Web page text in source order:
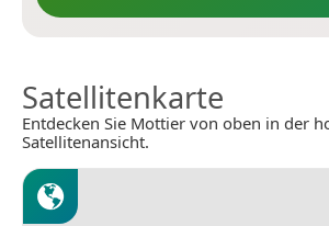
Satellitenkarte
Entdecken Sie Mottier von oben in der
Satellitenansicht.